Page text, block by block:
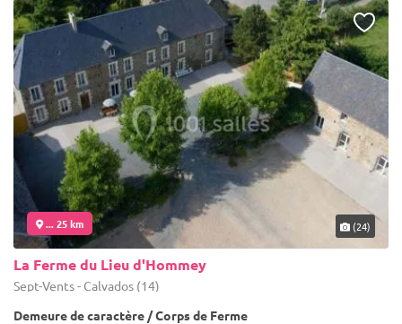
... 25 km (24)
La Ferme du Lieu d'Hommey
Sept-Vents - Calvados (14)
Demeure de caractère / Corps de Ferme